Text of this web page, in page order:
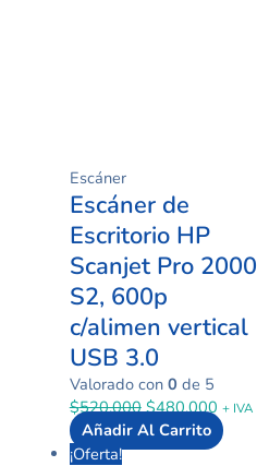
Escáner
Escáner de
Escritorio HP
Scanjet Pro 2000
S2, 600p
c/alimen vertical
USB 3.0
Valorado con 0 de 5
$520.000 $480.000 + IVA
Añadir Al Carrito
¡Oferta!